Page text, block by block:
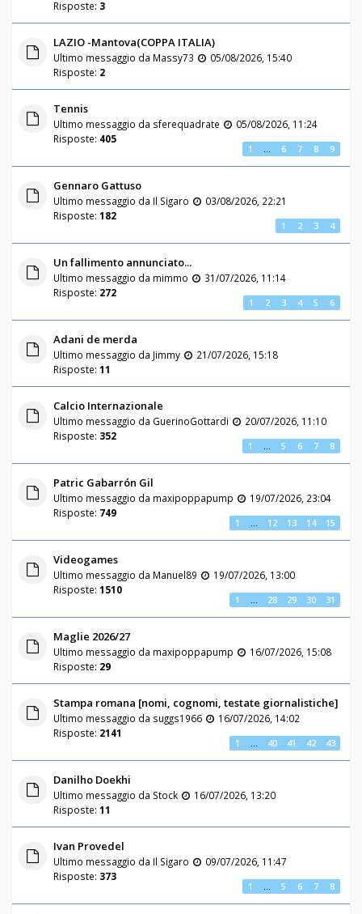
Risposte: 3
LAZIO -Mantova(COPPA ITALIA)
Ultimo messaggio da Massy73
05/08/2026, 15:40
Risposte: 2
Tennis
Ultimo messaggio da sferequadrate
05/08/2026, 11:24
Risposte: 405
1 6 7 8 9
Gennaro Gattuso
Ultimo messaggio da Il Sigaro
03/08/2026, 22:21
Risposte: 182
1 2 3 4
Un fallimento annunciato...
Ultimo messaggio da mimmo
31/07/2026, 11:14
Risposte: 272
1 2 3 4 5 6
Adani de merda
Ultimo messaggio da Jimmy
21/07/2026, 15:18
Risposte: 11
Calcio Internazionale
Ultimo messaggio da GuerinoGottardi
20/07/2026, 11:10
Risposte: 352
1 5 6 7 8
Patric Gabarrón Gil
Ultimo messaggio da maxipoppapump
19/07/2026, 23:04
Risposte: 749
1 12 13 14 15
Videogames
Ultimo messaggio da Manuel89
19/07/2026, 13:00
Risposte: 1510
1 28 29 30 31
Maglie 2026/27
Ultimo messaggio da maxipoppapump
16/07/2026, 15:08
Risposte: 29
Stampa romana [nomi, cognomi, testate giornalistiche]
Ultimo messaggio da suggs1966
16/07/2026, 14:02
Risposte: 2141
1 40 41 42 43
Danilho Doekhi
Ultimo messaggio da Stock
16/07/2026, 13:20
Risposte: 11
Ivan Provedel
Ultimo messaggio da Il Sigaro
09/07/2026, 11:47
Risposte: 373
1 5 6 7 8